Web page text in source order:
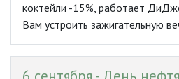
коктейли -15%, работает
Вам устроить зажигательную